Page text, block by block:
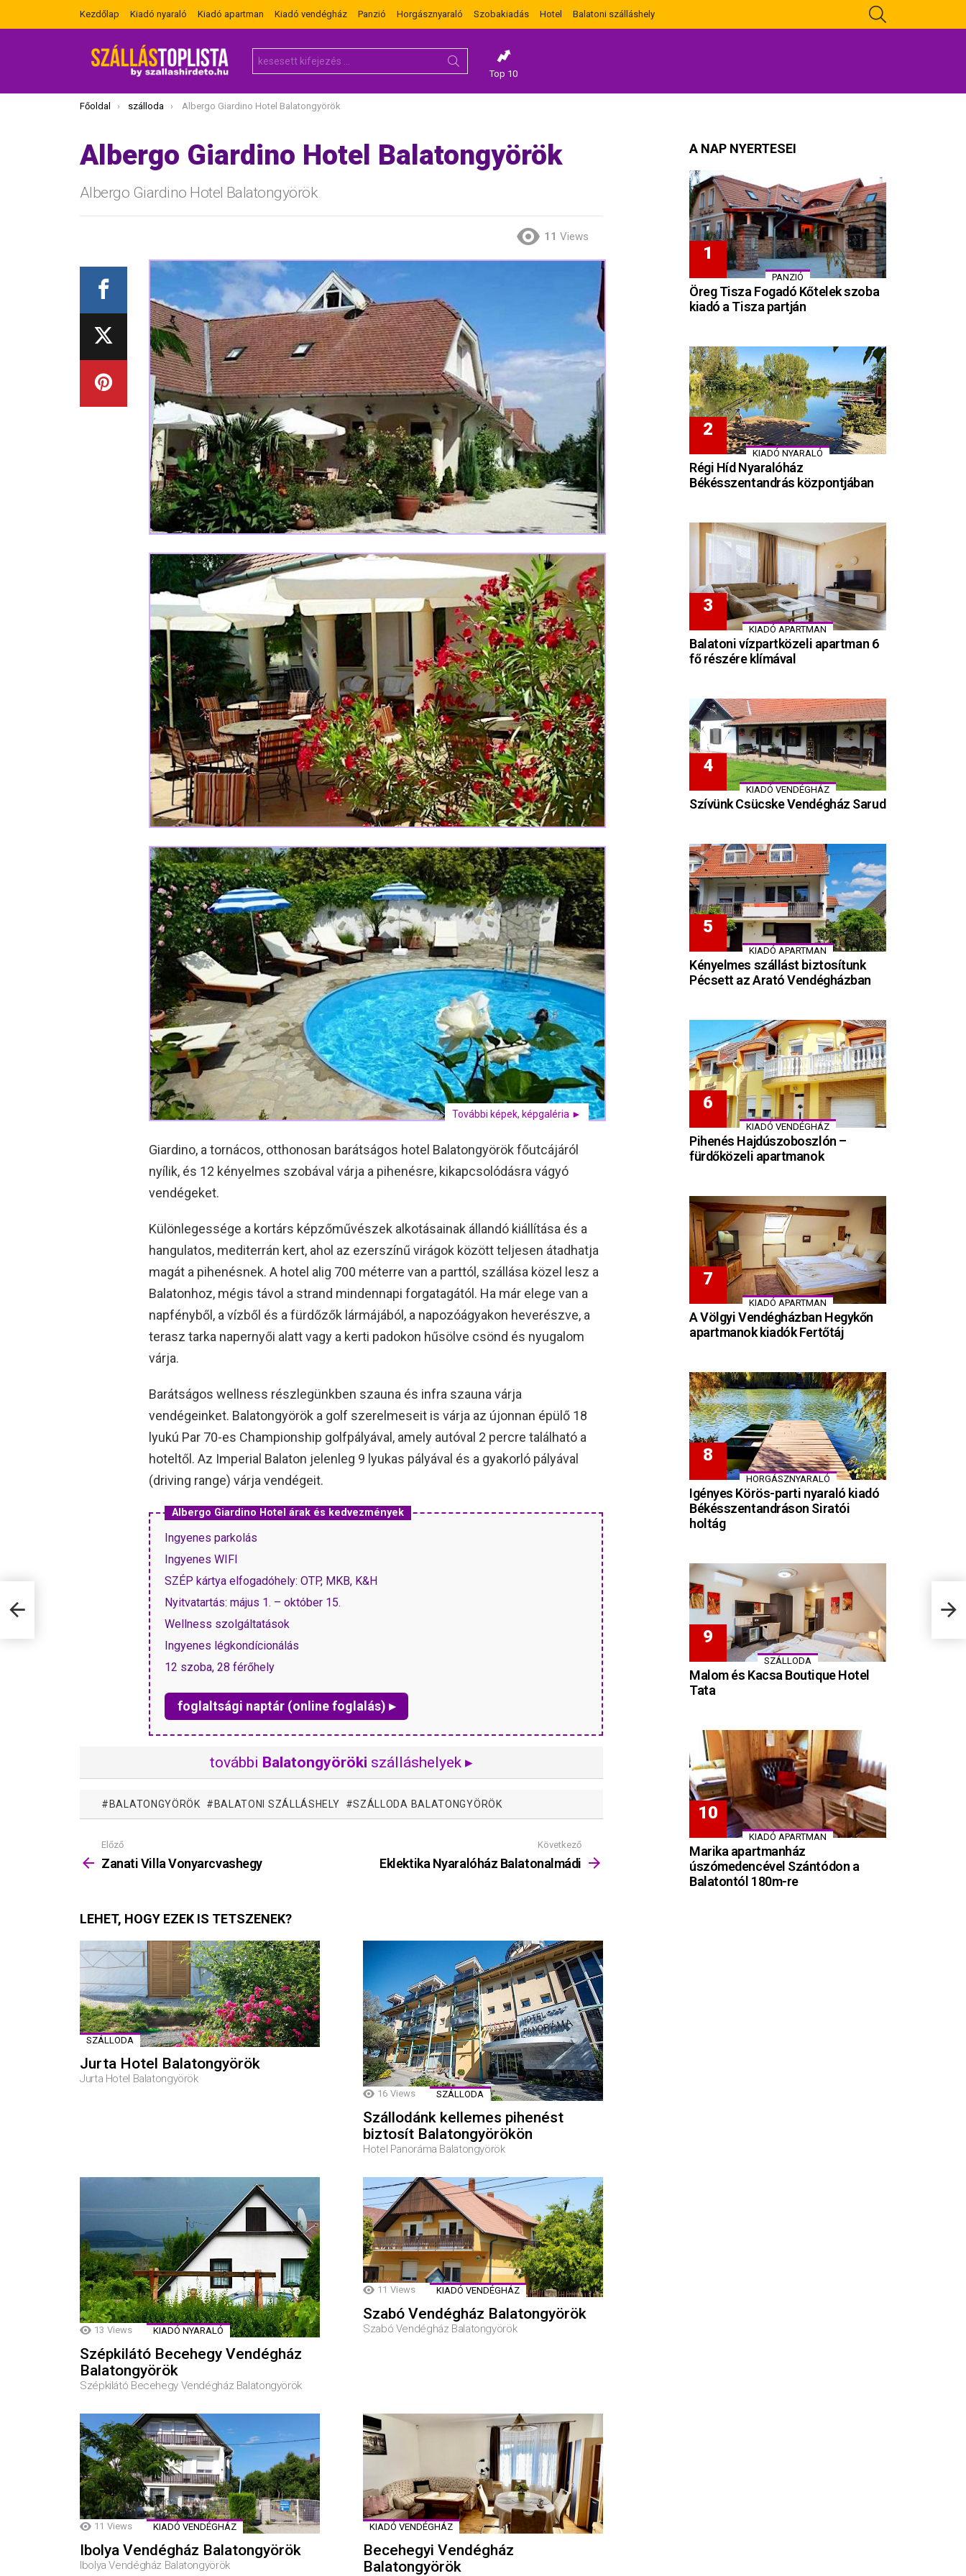
Kezdőlap Kiadó nyaraló Kiadó apartman Kiadó vendégház Panzió Horgásznyaraló Szobakiadás Hotel Balatoni szálláshely
for:
Top 10
Itt vagy most:
Főoldal szálloda Albergo Giardino Hotel Balatongyörök
Albergo Giardino Hotel Balatongyörök
Albergo Giardino Hotel Balatongyörök
11 Views
További képek, képgaléria ►
Giardino, a tornácos, otthonosan barátságos hotel Balatongyörök főutcájáról
nyílik, és 12 kényelmes szobával várja a pihenésre, kikapcsolódásra vágyó
vendégeket.
Különlegessége a kortárs képzőművészek alkotásainak állandó kiállítása és a
hangulatos, mediterrán kert, ahol az ezerszínű virágok között teljesen átadhatja
magát a pihenésnek. A hotel alig 700 méterre van a parttól, szállása közel lesz a
Balatonhoz, mégis távol a strand mindennapi forgatagától. Ha már elege van a
napfényből, a vízből és a fürdőzők lármájából, a napozóágyakon heverészve, a
terasz tarka napernyői alatt vagy a kerti padokon hűsölve csönd és nyugalom
várja.
Barátságos wellness részlegünkben szauna és infra szauna várja
vendégeinket. Balatongyörök a golf szerelmeseit is várja az újonnan épülő 18
lyukú Par 70-es Championship golfpályával, amely autóval 2 percre található a
hoteltől. Az Imperial Balaton jelenleg 9 lyukas pályával és a gyakorló pályával
(driving range) várja vendégeit.
Albergo Giardino Hotel árak és kedvezmények
Ingyenes parkolás
Ingyenes WIFI
SZÉP kártya elfogadóhely: OTP, MKB, K&H
Nyitvatartás: május 1. – október 15.
Wellness szolgáltatások
Ingyenes légkondícionálás
12 szoba, 28 férőhely
foglaltsági naptár (online foglalás) ▸
további Balatongyöröki szálláshelyek ▸
BALATONGYÖRÖK BALATONI SZÁLLÁSHELY SZÁLLODA BALATONGYÖRÖK
Mutass
többet
Előző
Zanati Villa Vonyarcvashegy
Következő
Eklektika Nyaralóház Balatonalmádi
LEHET, HOGY EZEK IS TETSZENEK?
SZÁLLODA
Jurta Hotel Balatongyörök
Jurta Hotel Balatongyörök
16 Views SZÁLLODA
Szállodánk kellemes pihenést
biztosít Balatongyörökön
Hotel Panoráma Balatongyörök
13 Views KIADÓ NYARALÓ
Szépkilátó Becehegy Vendégház
Balatongyörök
Szépkilátó Becehegy Vendégház Balatongyörök
11 Views KIADÓ VENDÉGHÁZ
Szabó Vendégház Balatongyörök
Szabó Vendégház Balatongyörök
11 Views KIADÓ VENDÉGHÁZ
Ibolya Vendégház Balatongyörök
Ibolya Vendégház Balatongyörök
KIADÓ VENDÉGHÁZ
Becehegyi Vendégház
Balatongyörök
A NAP NYERTESEI
PANZIÓ
Öreg Tisza Fogadó Kőtelek szoba
kiadó a Tisza partján
KIADÓ NYARALÓ
Régi Híd Nyaralóház
Békésszentandrás központjában
KIADÓ APARTMAN
Balatoni vízpartközeli apartman 6
fő részére klímával
KIADÓ VENDÉGHÁZ
Szívünk Csücske Vendégház Sarud
KIADÓ APARTMAN
Kényelmes szállást biztosítunk
Pécsett az Arató Vendégházban
KIADÓ VENDÉGHÁZ
Pihenés Hajdúszoboszlón –
fürdőközeli apartmanok
KIADÓ APARTMAN
A Völgyi Vendégházban Hegykőn
apartmanok kiadók Fertőtáj
HORGÁSZNYARALÓ
Igényes Körös-parti nyaraló kiadó
Békésszentandráson Siratói
holtág
SZÁLLODA
Malom és Kacsa Boutique Hotel
Tata
KIADÓ APARTMAN
Marika apartmanház
úszómedencével Szántódon a
Balatontól 180m-re